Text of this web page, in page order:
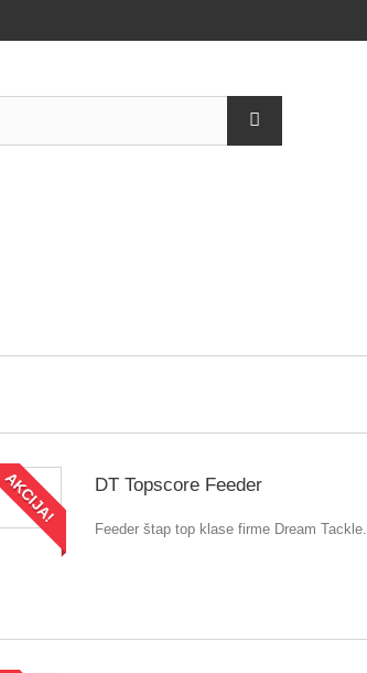
AKCIJA! DT Topscore Feeder
Feeder štap top klase firme Dream Tackle.